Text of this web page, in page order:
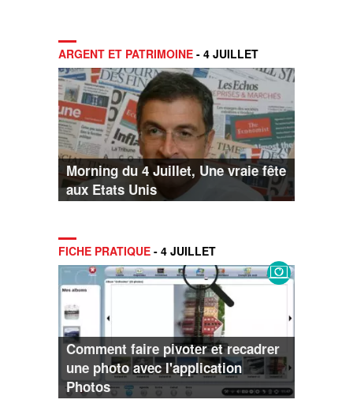
ARGENT ET PATRIMOINE - 4 JUILLET
Morning du 4 Juillet, Une vraie fête
aux Etats Unis
FICHE PRATIQUE - 4 JUILLET
Comment faire pivoter et recadrer
une photo avec l'application
Photos